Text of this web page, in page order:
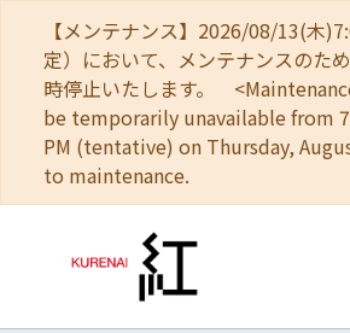
【メンテナンス】2026/08/13(木
定）において、メンテナンスのた
時停止いたします。
be temporarily unavailable from
PM (tentative) on Thursday,
to maintenance.